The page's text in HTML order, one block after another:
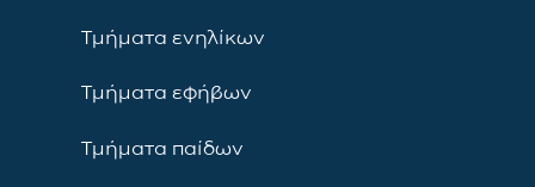
Τμήματα ενηλίκων
Τμήματα εφήβων
Τμήματα παίδων